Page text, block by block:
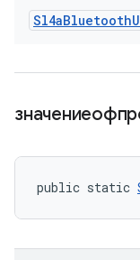
Sl4aBluetooth
public static